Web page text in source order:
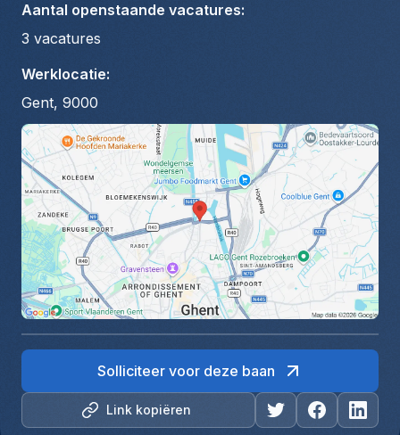
Aantal openstaande vacatures:
3 vacatures
Werklocatie:
Gent, 9000
Link kopiëren
Solliciteer voor deze baan